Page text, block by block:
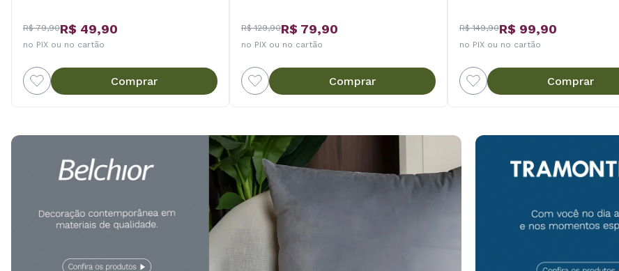
R$ 79,90R$ 49,90
no PIX ou no cartão
Comprar
R$ 129,90R$ 79,90
no PIX ou no cartão
Comprar
R$ 149,90R$ 99,90
no PIX ou no cartão
Comprar